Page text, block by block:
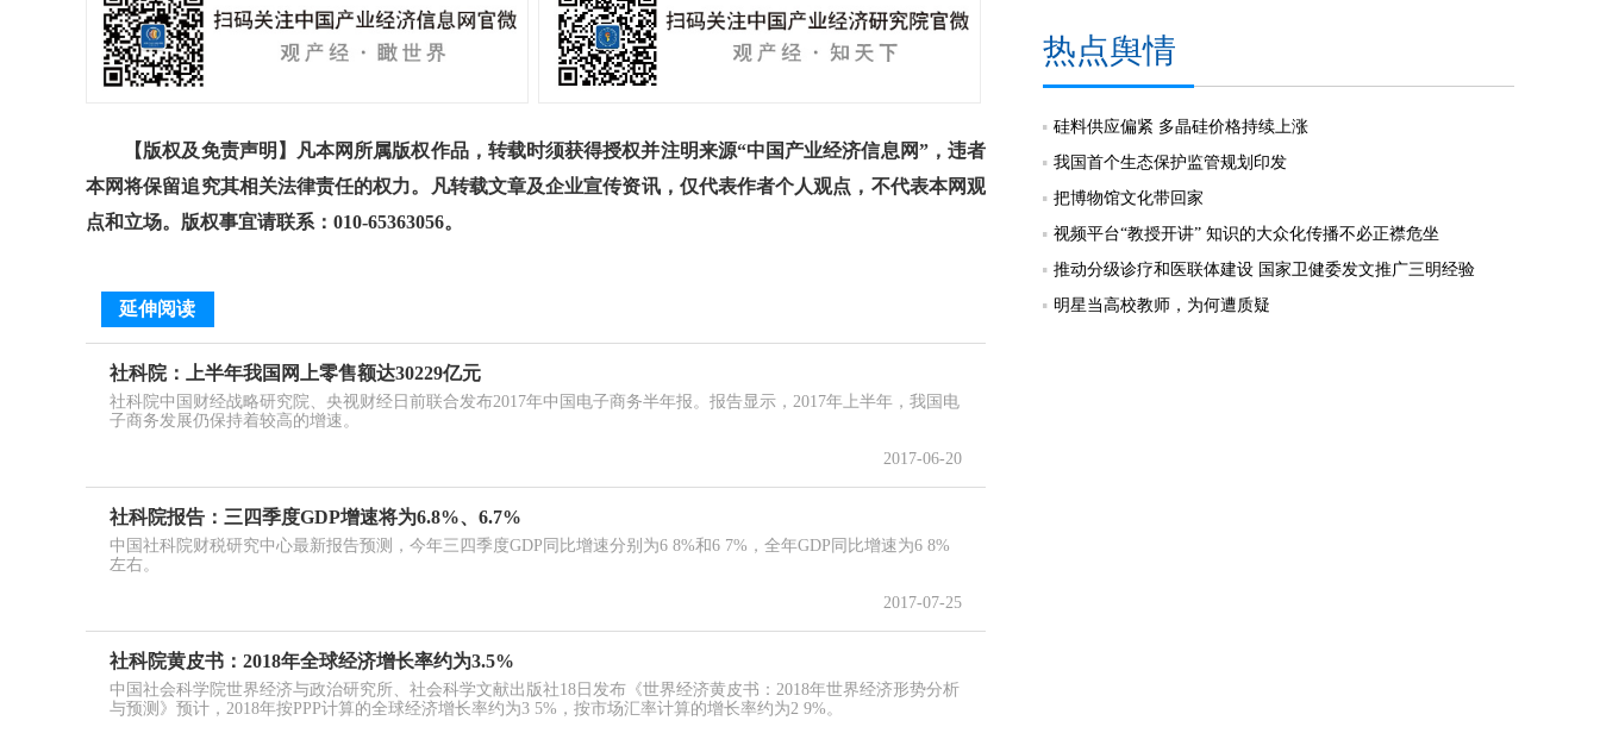
【版权及免责声明】凡本网所属版权作品，转载时须获得授权并注明来源“中国产业经济信息网”，违者
本网将保留追究其相关法律责任的权力。凡转载文章及企业宣传资讯，仅代表作者个人观点，不代表本网观
点和立场。版权事宜请联系：010-65363056。
延伸阅读
社科院：上半年我国网上零售额达30229亿元
社科院中国财经战略研究院、央视财经日前联合发布2017年中国电子商务半年报。报告显示，2017年上半年，我国电
子商务发展仍保持着较高的增速。
2017-06-20
社科院报告：三四季度GDP增速将为6.8%、6.7%
中国社科院财税研究中心最新报告预测，今年三四季度GDP同比增速分别为6 8%和6 7%，全年GDP同比增速为6 8%
左右。
2017-07-25
社科院黄皮书：2018年全球经济增长率约为3.5%
中国社会科学院世界经济与政治研究所、社会科学文献出版社18日发布《世界经济黄皮书：2018年世界经济形势分析
与预测》预计，2018年按PPP计算的全球经济增长率约为3 5%，按市场汇率计算的增长率约为2 9%。
热点舆情
硅料供应偏紧 多晶硅价格持续上涨
我国首个生态保护监管规划印发
把博物馆文化带回家
视频平台“教授开讲” 知识的大众化传播不必正襟危坐
推动分级诊疗和医联体建设 国家卫健委发文推广三明经验
明星当高校教师，为何遭质疑